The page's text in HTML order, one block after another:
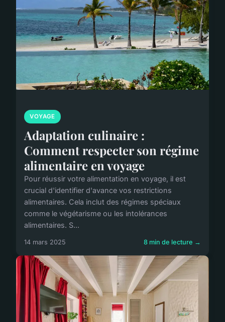
VOYAGE
Adaptation culinaire :
Comment respecter son régime
alimentaire en voyage
Pour réussir votre alimentation en voyage, il est
crucial d'identifier d'avance vos restrictions
alimentaires. Cela inclut des régimes spéciaux
comme le végétarisme ou les intolérances
alimentaires. S...
14 mars 2025 8 min de lecture →